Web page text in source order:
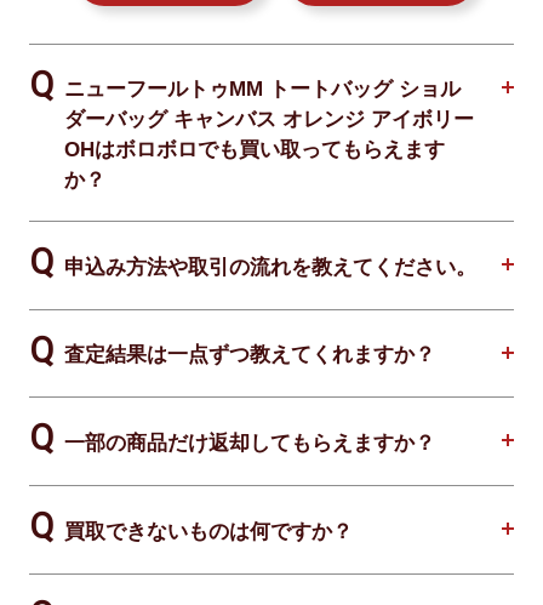
ニューフールトゥMM トートバッグ ショル
ダーバッグ キャンバス オレンジ アイボリー
OHはボロボロでも買い取ってもらえます
か？
申込み方法や取引の流れを教えてください。
査定結果は一点ずつ教えてくれますか？
一部の商品だけ返却してもらえますか？
買取できないものは何ですか？